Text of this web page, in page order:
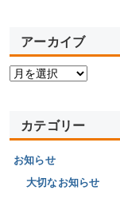
アーカイブ
カテゴリー
お知らせ
大切なお知らせ